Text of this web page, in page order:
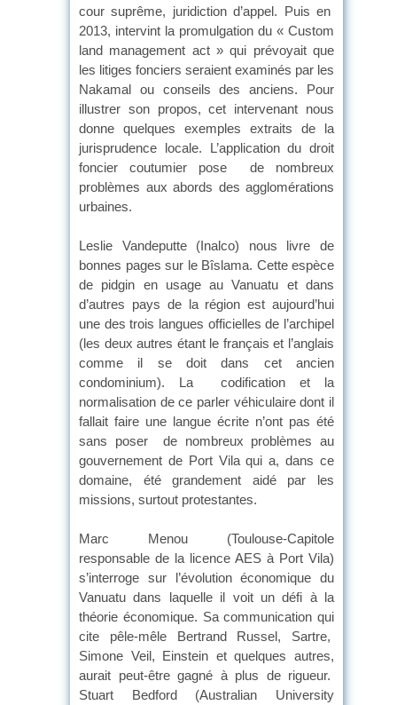
cour suprême, juridiction d’appel. Puis en
2013, intervint la promulgation du « Custom
land management act » qui prévoyait que
les litiges fonciers seraient examinés par les
Nakamal ou conseils des anciens. Pour
illustrer son propos, cet intervenant nous
donne quelques exemples extraits de la
jurisprudence locale. L’application du droit
foncier coutumier pose de nombreux
problèmes aux abords des agglomérations
urbaines.
Leslie Vandeputte (Inalco) nous livre de
bonnes pages sur le Bîslama. Cette espèce
de pidgin en usage au Vanuatu et dans
d’autres pays de la région est aujourd’hui
une des trois langues officielles de l’archipel
(les deux autres étant le français et l’anglais
comme il se doit dans cet ancien
condominium). La codification et la
normalisation de ce parler véhiculaire dont il
fallait faire une langue écrite n’ont pas été
sans poser de nombreux problèmes au
gouvernement de Port Vila qui a, dans ce
domaine, été grandement aidé par les
missions, surtout protestantes.
Marc Menou (Toulouse-Capitole
responsable de la licence AES à Port Vila)
s’interroge sur l’évolution économique du
Vanuatu dans laquelle il voit un défi à la
théorie économique. Sa communication qui
cite pêle-mêle Bertrand Russel, Sartre,
Simone Veil, Einstein et quelques autres,
aurait peut-être gagné à plus de rigueur.
Stuart Bedford (Australian University